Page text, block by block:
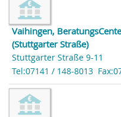
Vaihingen,
(Stuttgarter Straße)
Stuttgarter Straße 9-11
Tel:07141 / 148-8013